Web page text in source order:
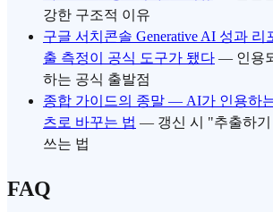
강한 구조적 이유
구글 서치콘솔 Generative AI 성과
출 측정이 공식 도구가 됐다 — 인용
하는 공식 출발점
종합 가이드의 종말 — AI가 인용하
츠로 바꾸는 법 — 갱신 시 "추출하기
쓰는 법
FAQ